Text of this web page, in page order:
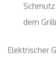
dem
Elektrischer